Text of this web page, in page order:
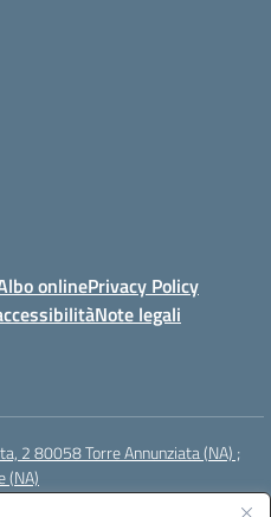
onlinePrivacy Policy
Note legali
2 80058 Torre Annunziata (NA) ;
(NA)